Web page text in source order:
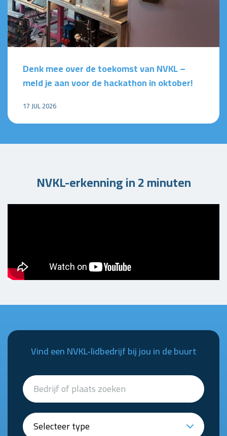
Denk mee over de toekomst van NVKL –
meld je aan voor de hackathon in oktober!
17 JUL 2026
NVKL-erkenning in 2 minuten
Vind een NVKL-lidbedrijf bij jou in de buurt